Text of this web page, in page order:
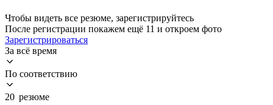
Чтобы видеть все резюме, зарегистрируйтесь
После регистрации покажем ещё 11 и откроем фото
Зарегистрироваться
За всё время
По соответствию
20 резюме